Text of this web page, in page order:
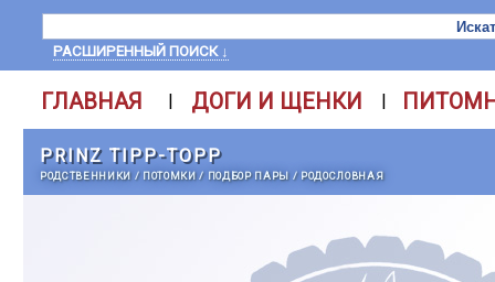
РАСШИРЕННЫЙ ПОИСК ↓
ГЛАВНАЯ | ДОГИ И ЩЕНКИ |
PRINZ TIPP-TOPP
РОДСТВЕННИКИ / ПОТОМКИ/ ПОДБОР ПАРЫ / РОДОСЛОВНАЯ